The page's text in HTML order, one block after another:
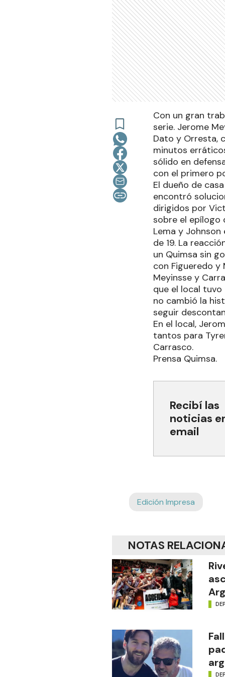
Con un gran
serie. Jerome
Dato y Orresta,
minutos
sólido en
con el primero
El dueño de
encontró
dirigidos por
sobre el
Lema y
de 19. La
un Quimsa sin
con Figueredo
Meyinsse y
que el local
no cambió la
seguir
En el local,
tantos para
Carrasco.
Prensa Quimsa.
Recibí las
noticias
email
Edición Impresa
NOTAS